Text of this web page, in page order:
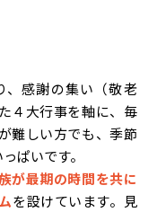
感謝の集い（敬老
４大行事を軸に、毎
難しい方でも、季節
ぱいです。
が最期の時間を共に
を設けています。見